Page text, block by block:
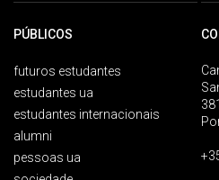
PÚBLICOS
futuros estudantes
estudantes ua
estudantes internacionais
alumni
pessoas ua